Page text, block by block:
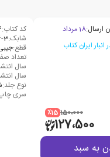
ارسال:18 مرداد
150،000 ٪15
127،500
به سبد
کد کتاب:
شابک:3
قطع:
تعداد
سال
سال
نوع جلد:
سری